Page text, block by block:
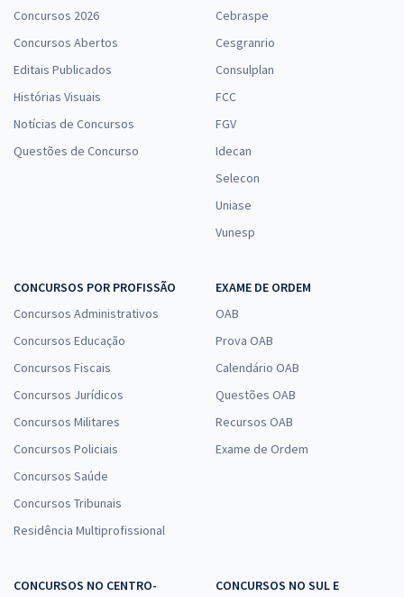
Concursos 2026
Concursos Abertos
Editais Publicados
Histórias Visuais
Notícias de Concursos
Questões de Concurso
Cebraspe
Cesgranrio
Consulplan
FCC
FGV
Idecan
Selecon
Uniase
Vunesp
CONCURSOS POR PROFISSÃO
Concursos Administrativos
Concursos Educação
Concursos Fiscais
Concursos Jurídicos
Concursos Militares
Concursos Policiais
Concursos Saúde
Concursos Tribunais
Residência Multiprofissional
EXAME DE ORDEM
OAB
Prova OAB
Calendário OAB
Questões OAB
Recursos OAB
Exame de Ordem
CONCURSOS NO CENTRO-
CONCURSOS NO SUL E